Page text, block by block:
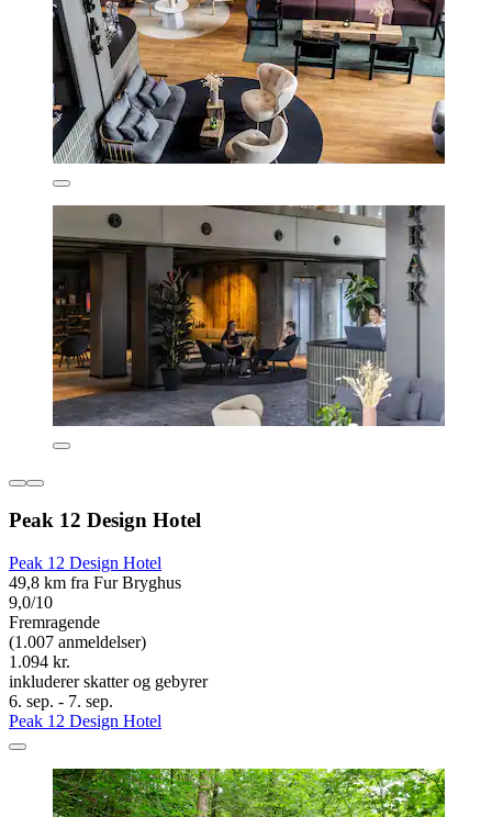
Peak 12 Design Hotel
Peak 12 Design Hotel
49,8 km fra Fur Bryghus
9,0/10
Fremragende
(1.007 anmeldelser)
1.094 kr.
inkluderer skatter og gebyrer
6. sep. - 7. sep.
Peak 12 Design Hotel